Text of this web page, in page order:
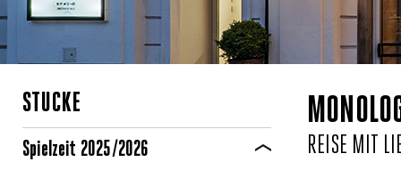
STÜCKE
Spielzeit 2025/2026 REISE MIT